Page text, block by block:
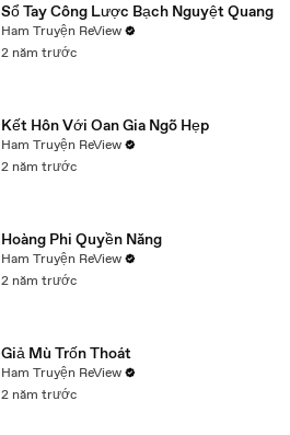
Sổ Tay Công Lược Bạch Nguyệt Quang
Ham Truyện ReView
2 năm trước
Kết Hôn Với Oan Gia Ngõ Hẹp
Ham Truyện ReView
2 năm trước
Hoàng Phi Quyền Năng
Ham Truyện ReView
2 năm trước
Giả Mù Trốn Thoát
Ham Truyện ReView
2 năm trước